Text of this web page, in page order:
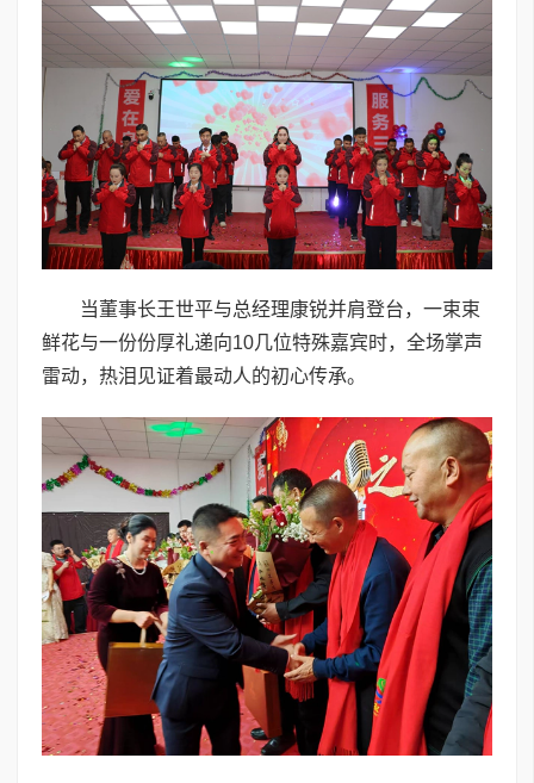
当董事长王世平与总经理康锐并肩登台，一束束
鲜花与一份份厚礼递向10几位特殊嘉宾时，全场掌声
雷动，热泪见证着最动人的初心传承。